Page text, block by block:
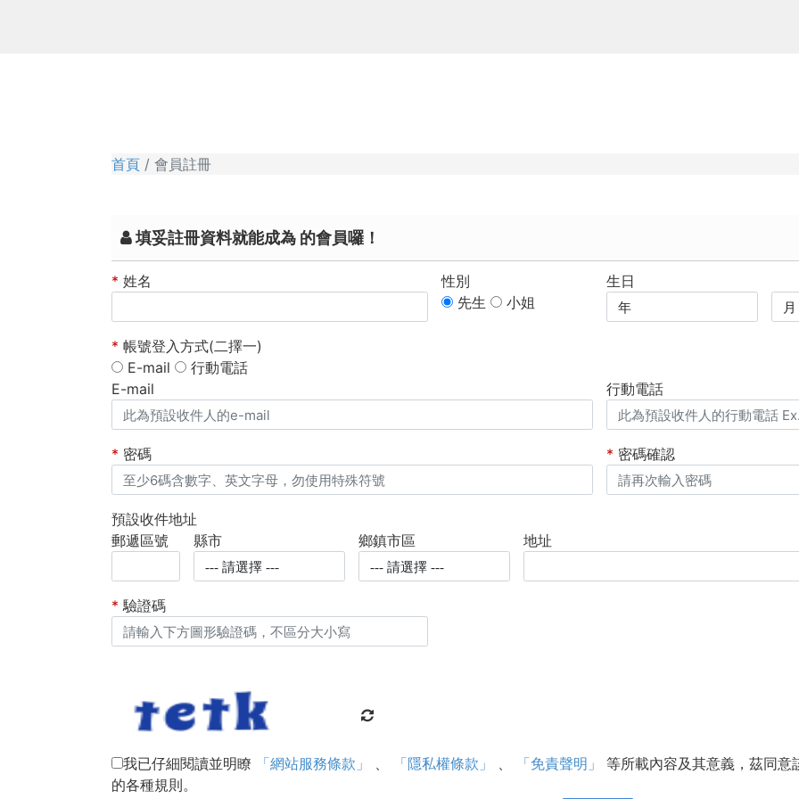
首頁 會員註冊
填妥註冊資料就能成為 的會員囉！
* 姓名
性別
先生
小姐
生日
* 帳號登入方式(二擇一)
E-mail
行動電話
E-mail
行動電話
* 密碼 * 密碼確認
預設收件地址
郵遞區號
縣市 鄉鎮市區 地址
* 驗證碼
我已仔細閱讀並明瞭 「網站服務條款」 、 「隱私權條款」 、 「免責聲明」
等所載內容及其意義，茲同意
的各種規則。